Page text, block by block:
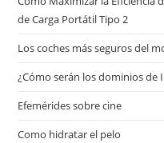
de Carga Portátil Tipo 2
Los coches más seguros del
¿Cómo serán los dominios
Efemérides sobre cine
Сomo hidratar el pelo